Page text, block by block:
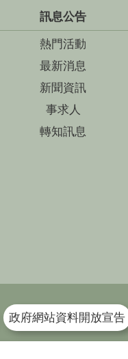
訊息公告
熱門活動
最新消息
新聞資訊
事求人
轉知訊息
政府網站資料開放宣告